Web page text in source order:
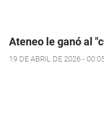
Ateneo le ganó al
19 DE ABRIL DE 2026 -